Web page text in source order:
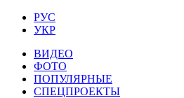
РУС
УКР
ВИДЕО
ФОТО
ПОПУЛЯРНЫЕ
СПЕЦПРОЕКТЫ